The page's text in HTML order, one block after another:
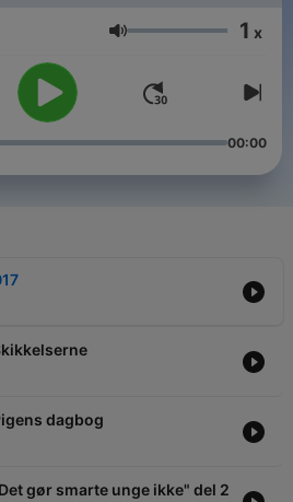
Volym 1 x
00:00
dagbog
gør smarte unge ikke" del 2